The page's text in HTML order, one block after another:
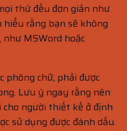
thứ đều đơn giản như
rằng bạn sẽ không
MSWord hoặc
phông chữ, phải được
Lưu ý ngay rằng nên
cho người thiết kế ở định
sử dụng được đánh dấu.